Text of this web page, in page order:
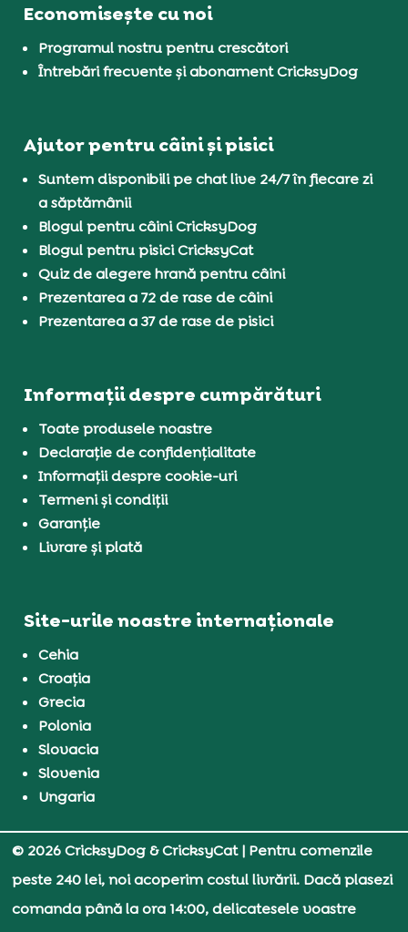
Economisește cu noi
Programul nostru pentru crescători
Întrebări frecvente și abonament CricksyDog
Ajutor pentru câini și pisici
Suntem disponibili pe chat live 24/7 în fiecare zi
a săptămânii
Blogul pentru câini CricksyDog
Blogul pentru pisici CricksyCat
Quiz de alegere hrană pentru câini
Prezentarea a 72 de rase de câini
Prezentarea a 37 de rase de pisici
Informații despre cumpărături
Toate produsele noastre
Declarație de confidențialitate
Informații despre cookie-uri
Termeni și condiții
Garanție
Livrare și plată
Site-urile noastre internaționale
Cehia
Croația
Grecia
Polonia
Slovacia
Slovenia
Ungaria
© 2026 CricksyDog & CricksyCat| Pentru comenzile
peste 240 lei, noi acoperim costul livrării. Dacă plasezi
comanda până la ora 14:00, delicatesele voastre